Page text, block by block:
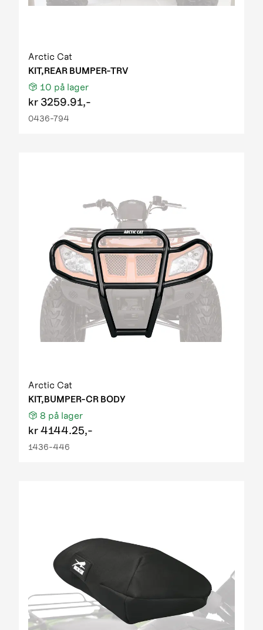
Arctic Cat
KIT,REAR BUMPER-TRV
10 på lager
kr 3259.91,-
0436-794
Arctic Cat
KIT,BUMPER-CR BODY
8 på lager
kr4144.25,-
1436-446